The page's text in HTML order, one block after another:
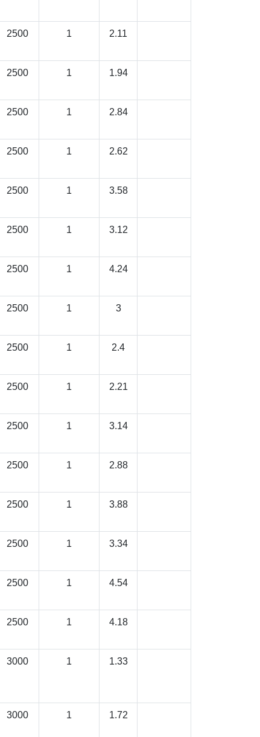
2500 1 2.11
2500 1 1.94
2500 1 2.84
2500 1 2.62
2500 1 3.58
2500 1 3.12
2500 1 4.24
2500 1 3
2500 1 2.4
2500 1 2.21
2500 1 3.14
2500 1 2.88
2500 1 3.88
2500 1 3.34
2500 1 4.54
2500 1 4.18
3000 1 1.33
3000 1 1.72